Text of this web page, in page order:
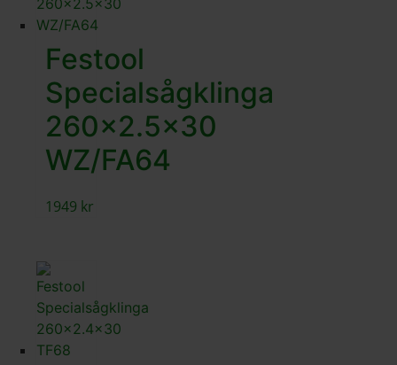
Festool
Specialsågklinga
260×2.5×30
WZ/FA64
1949 kr